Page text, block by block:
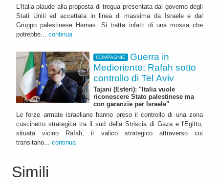
L'Italia plaude alla proposta di tregua presentata dal governo degli
Stati Uniti ed accettata in linea di massima da Israele e dal
Gruppo palestinese Hamas. Si tratta infatti di una mossa che
potrebbe... continua
COMPAGNIE
Guerra in
Medioriente: Rafah sotto
controllo di Tel Aviv
Tajani (Esteri): "Italia vuole
riconoscere Stato palestinese ma
con garanzie per Israele"
Le forze armate israeliane hanno preso il controllo di una zona
cuscinetto strategica tra il sud della Striscia di Gaza e l'Egitto,
situata vicino Rafah, il valico strategico attraverso cui
transitano... continua
Simili